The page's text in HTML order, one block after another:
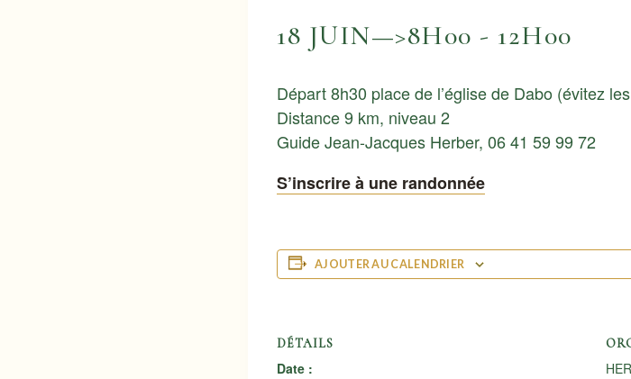
18 JUIN—>8H00 - 12H00
Départ 8h30 place de l’église de Dabo (évitez
Distance 9 km, niveau 2
Guide Jean-Jacques Herber, 06 41 59 99 72
S’inscrire à une randonnée
AJOUTER AU CALENDRIER
DÉTAILS
Date :